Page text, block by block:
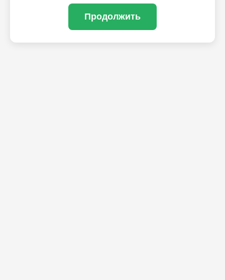
Продолжить